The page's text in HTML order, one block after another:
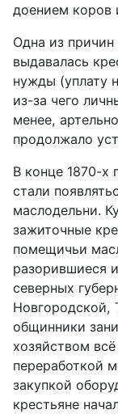
доением коров
Одна из
выдавалась
нужды (уплату
из-за чего
менее,
продолжало
В конце 1870-х
стали
маслодельни.
зажиточные
помещичьи
разорившиеся
северных
Новгородской,
общинники
хозяйством
переработкой
закупкой
крестьяне